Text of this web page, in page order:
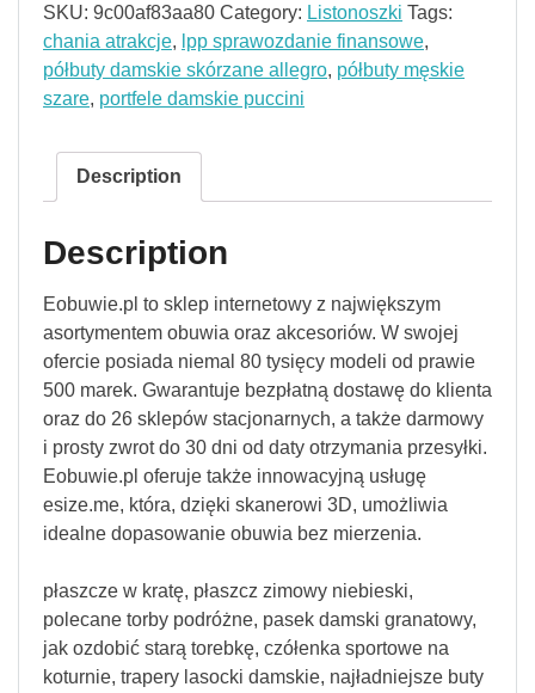
SKU: 9c00af83aa80 Category: Listonoszki Tags:
chania atrakcje, lpp sprawozdanie finansowe,
półbuty damskie skórzane allegro, półbuty męskie
szare, portfele damskie puccini
Description
Description
Eobuwie.pl to sklep internetowy z największym
asortymentem obuwia oraz akcesoriów. W swojej
ofercie posiada niemal 80 tysięcy modeli od prawie
500 marek. Gwarantuje bezpłatną dostawę do klienta
oraz do 26 sklepów stacjonarnych, a także darmowy
i prosty zwrot do 30 dni od daty otrzymania przesyłki.
Eobuwie.pl oferuje także innowacyjną usługę
esize.me, która, dzięki skanerowi 3D, umożliwia
idealne dopasowanie obuwia bez mierzenia.
płaszcze w kratę, płaszcz zimowy niebieski,
polecane torby podróżne, pasek damski granatowy,
jak ozdobić starą torebkę, czółenka sportowe na
koturnie, trapery lasocki damskie, najładniejsze buty